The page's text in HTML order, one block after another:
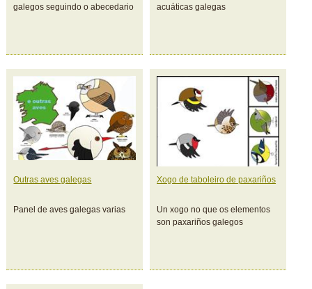
galegos seguindo o abecedario
acuáticas galegas
Outras aves galegas
Panel de aves galegas varias
Xogo de taboleiro de paxariños
Un xogo no que os elementos
son paxariños galegos